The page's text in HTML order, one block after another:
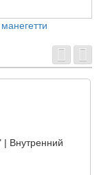
манегетти
| Внутренний